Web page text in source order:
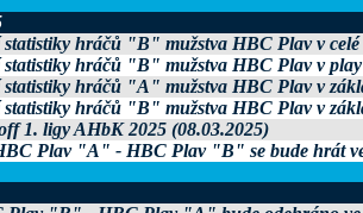
hráčů "B" mužstva HBC Plav v celé
hráčů "B" mužstva HBC Plav v
hráčů "A" mužstva HBC Plav v
hráčů "B" mužstva HBC Plav v
1. ligy AHbK 2025 (08.03.2025)
Plav "A" - HBC Plav "B" se bude hrát ve